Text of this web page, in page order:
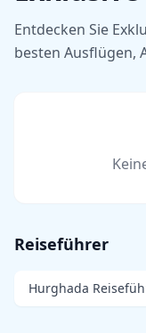
Entdecken Sie
besten Ausflügen,
Reiseführer
Hurghada